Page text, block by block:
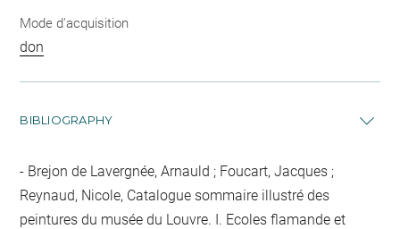
Mode d'acquisition
don
BIBLIOGRAPHY
Brejon de Lavergnée, Arnauld ; Foucart, Jacques ;
Reynaud, Nicole, Catalogue sommaire illustré des
peintures du musée du Louvre. I. Ecoles flamande et